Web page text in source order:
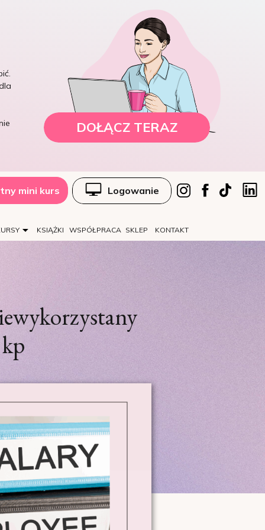
DOŁĄCZ TERAZ
WSPÓŁPRACA KONTAKT
KSIĄŻKI
Logowanie
SKLEP
mini kurs